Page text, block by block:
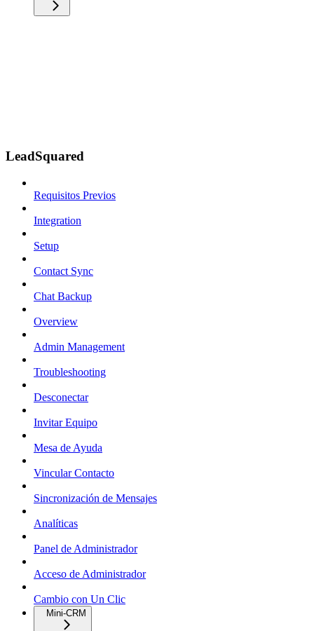
LeadSquared
Requisitos Previos
Integration
Setup
Contact Sync
Chat Backup
Overview
Admin Management
Troubleshooting
Desconectar
Invitar Equipo
Mesa de Ayuda
Vincular Contacto
Sincronización de Mensajes
Analíticas
Panel de Administrador
Acceso de Administrador
Cambio con Un Clic
Mini-CRM